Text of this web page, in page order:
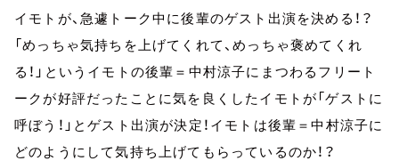
イモトが、急遽トーク中に後輩のゲスト出演を決める！？
「めっちゃ気持ちを上げてくれて、めっちゃ褒めてくれ
る！」というイモトの後輩＝中村涼子にまつわるフリート
ークが好評だったことに気を良くしたイモトが「ゲストに
呼ぼう！」とゲスト出演が決定！イモトは後輩＝中村涼子に
どのようにして気持ち上げてもらっているのか！？